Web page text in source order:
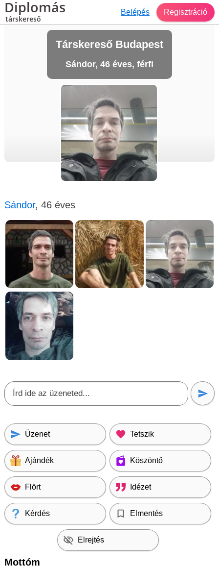
Diplomás
társkereső
Belépés Regisztráció
Társkereső Budapest
Sándor, 46 éves, férfi
Sándor, 46 éves
Üzenet Tetszik
Ajándék Köszöntő
Flört Idézet
Kérdés Elmentés
Elrejtés
Mottóm